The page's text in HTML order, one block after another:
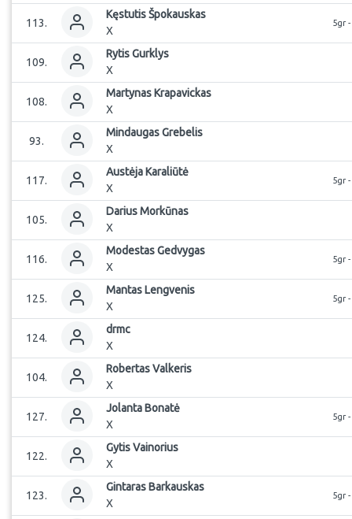
113.
KęstutisŠpokauskas
X
5gr
109.
RytisGurklys
X
108.
Martynas Krapavickas
X
93.
MindaugasGrebelis
X
117.
Austėja Karaliūtė
X
5gr
105.
DariusMorkūnas
X
116.
ModestasGedvygas
X
5gr
125.
Mantas Lengvenis
X
5gr
124.
drmc
X
104.
RobertasValkeris
X
127.
JolantaBonatė
X
5gr
122.
GytisVainorius
X
123.
GintarasBarkauskas
X
5gr